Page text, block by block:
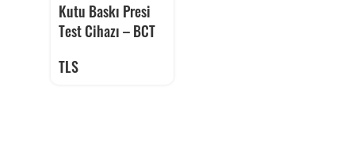
Kutu Baskı Presi
Test Cihazı – BCT
TLS